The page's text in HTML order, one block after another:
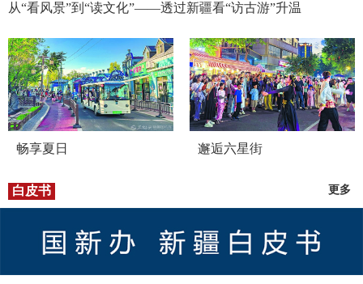
从“看风景”到“读文化”——透过新疆看“访古游”升温
畅享夏日 邂逅六星街
白皮书 更多